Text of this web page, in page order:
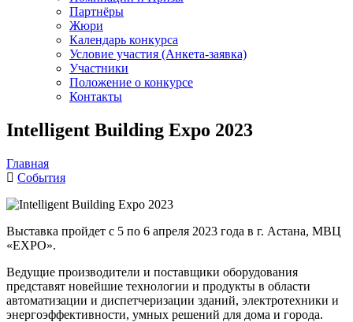
Партнёры
Жюри
Календарь конкурса
Условие участия (Анкета-заявка)
Участники
Положение о конкурсе
Контакты
Intelligent Building Expo 2023
Главная
События
Выставка пройдет с 5 по 6 апреля 2023 года в г. Астана, МВЦ
«EXPO».
Ведущие производители и поставщики оборудования
представят новейшие технологии и продукты в области
автоматизации и диспетчеризации зданий, электротехники и
энергоэффективности, умных решений для дома и города.